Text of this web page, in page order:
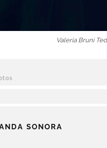
Valeria Bruni
SONORA